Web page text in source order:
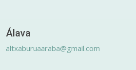
Álava
altxaburuaaraba@gmail.com